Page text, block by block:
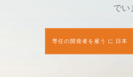
でい
専任の開発者を雇う に 日本